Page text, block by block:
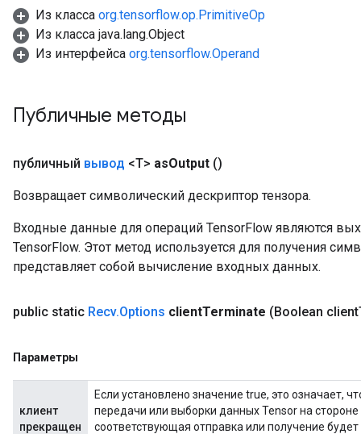
Из класса org.tensorflow.op.PrimitiveOp
Из класса java.lang.Object
Из интерфейса org.tensorflow.Operand
Публичные методы
публичный вывод <T> asOutput ()
Возвращает символический дескриптор тензора.
Входные данные для операций TensorFlow являются
TensorFlow. Этот метод используется для получения
представляет собой вычисление входных данных.
public static Recv.Options clientTerminate (Boolean client
Параметры
клиент
прекращен
Если установлено значение true, это означает,
передачи или выборки данных Tensor на
соответствующая отправка или получение